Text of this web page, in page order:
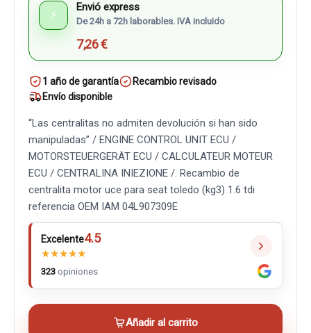
⚡
Envió express
De 24h a 72h laborables. IVA incluido
7,26 €
1 año de garantía
Recambio revisado
Envío disponible
“Las centralitas no admiten devolución si han sido
manipuladas” / ENGINE CONTROL UNIT ECU /
MOTORSTEUERGERÄT ECU / CALCULATEUR MOTEUR
ECU / CENTRALINA INIEZIONE /. Recambio de
centralita motor uce para seat toledo (kg3) 1.6 tdi
referencia OEM IAM 04L907309E
Excelente4.5
★★★★★
323 opiniones
Añadir al carrito